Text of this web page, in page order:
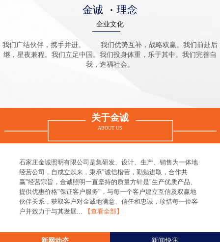
金诚 · 理念
企业文化
我们广结伙伴，携手并进。 我们优势互补，战略双赢。我们前赴后
继，星夜兼程。我们立足中国。我们投身体重，乐于其中。我们完善自
我，造福社会。
关于金诚
ABOUT US
石家庄金诚照明有限公司是集研发、设计、生产、销售为一体地
经营公司，自成立以来，秉承"诚信楷营，勤勉进取，合作共
赢"经营宗旨，金诚照明一直坚持的质量方针是"生产优质产品、
提供优惠价格"保证客户服务"，与每一个客户建立互信及双赢地
伙伴关系，获取客户对金诚地满意、信任和忠诚，珍惜每一位客
户并致力于与其发展...
【查看全部】